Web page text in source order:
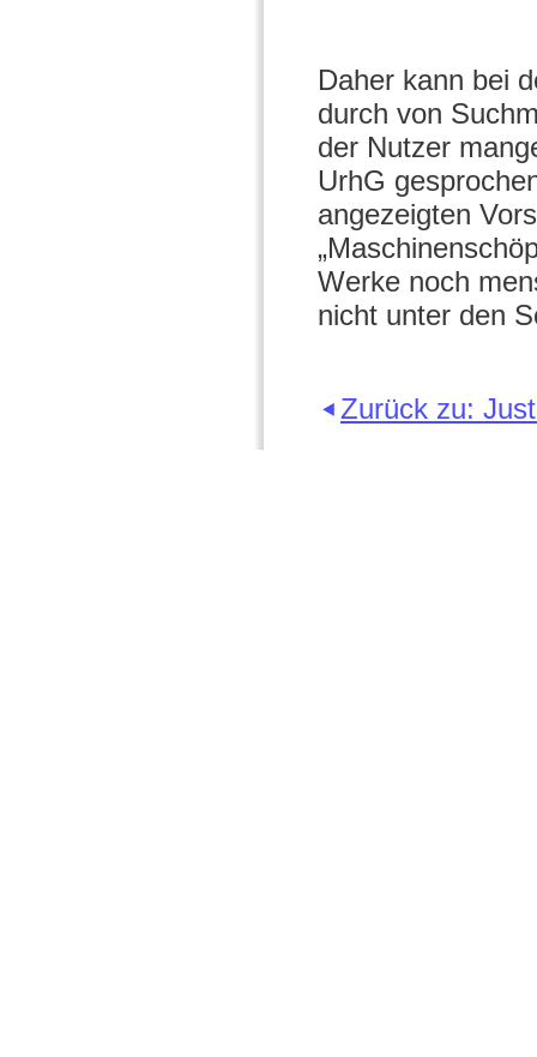
Daher kann bei
durch von
der Nutzer
UrhG
angezeigten
Werke noch
nicht unter den
Zurück zu: